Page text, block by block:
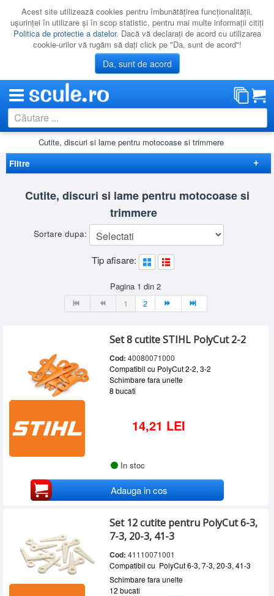
Acest site utilizează cookies pentru îmbunătăţirea funcţionalităţii,
uşurinţei în utilizare şi în scop statistic, pentru mai multe informaţii citiţi
Politica de protectie a datelor. Dacă vă declaraţi de acord cu utilizarea
cookie-urilor vă rugăm să daţi click pe "Da, sunt de acord"!
Da, sunt de acord
CATEGORII
PROMOTII
RESIGILATE
AUTENTIFICARE
Cutite, discuri si lame pentru motocoase si trimmere
Filtre
Elimina filtrele
(7)
Cutite, discuri si lame pentru motocoase si
trimmere
Sortare dupa:
Tip afisare:
Pagina 1 din 2
1
2
Set 8 cutite STIHL PolyCut 2-2
Cod: 40080071000
Compatibil cu PolyCut 2-2, 3-2
Schimbare fara unelte
8 bucati
14,21 LEI
In stoc
Adauga in cos
Set 12 cutite pentru PolyCut 6-3,
7-3, 20-3, 41-3
Cod: 41110071001
Compatibil cu PolyCut 6-3, 7-3, 20-3, 41-3
Schimbare fara unelte
12 bucati